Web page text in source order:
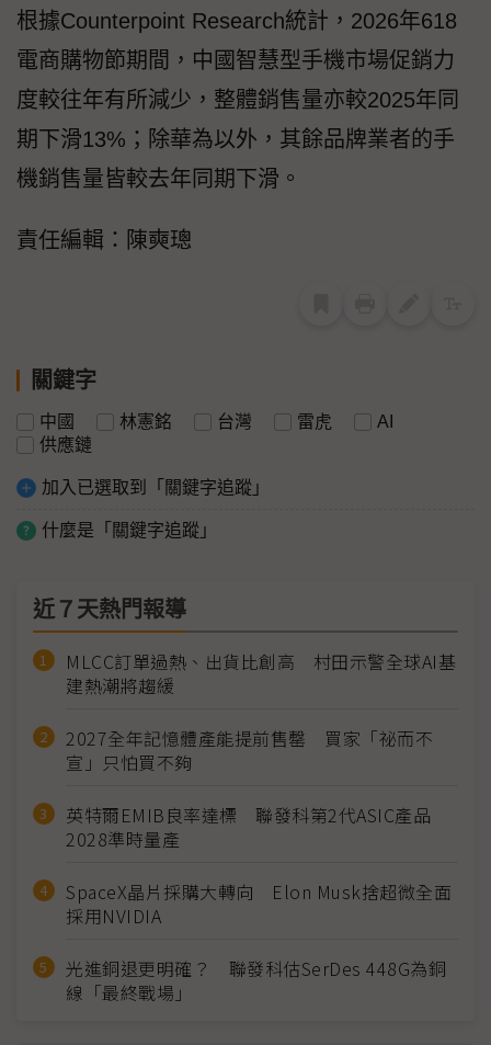
根據Counterpoint Research統計，2026年618
電商購物節期間，中國智慧型手機市場促銷力
度較往年有所減少，整體銷售量亦較2025年同
期下滑13%；除華為以外，其餘品牌業者的手
機銷售量皆較去年同期下滑。
責任編輯：陳奭璁
關鍵字
中國 林憲銘 台灣 雷虎
AI
供應鏈
加入已選取到「關鍵字追蹤」
什麼是「關鍵字追蹤」
近７天熱門報導
MLCC訂單過熱、出貨比創高 村田示警全球AI基
建熱潮將趨緩
2027全年記憶體產能提前售罄 買家「祕而不
宣」只怕買不夠
英特爾EMIB良率達標 聯發科第2代ASIC產品
2028準時量產
SpaceX晶片採購大轉向 Elon Musk捨超微全面
採用NVIDIA
光進銅退更明確？ 聯發科估SerDes 448G為銅
線「最終戰場」